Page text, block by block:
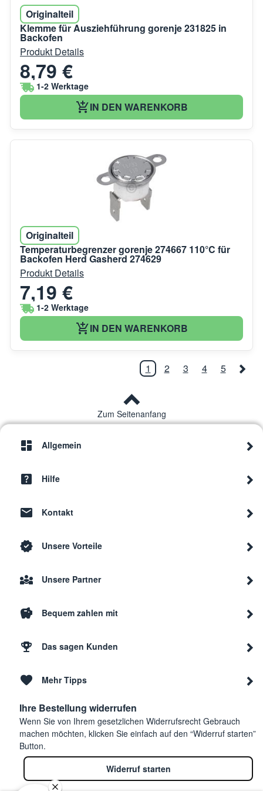
Originalteil
Klemme für Ausziehführung gorenje 231825 in
Backofen
Produkt Details
8,79 €
1-2 Werktage
IN DEN WARENKORB
Originalteil
Temperaturbegrenzer gorenje 274667 110°C für
Backofen Herd Gasherd 274629
Produkt Details
7,19 €
1-2 Werktage
IN DEN WARENKORB
1 2 3 4 5
Zum Seitenanfang
Allgemein
Hilfe
Kontakt
Unsere Vorteile
Unsere Partner
Bequem zahlen mit
Das sagen Kunden
Mehr Tipps
Ihre Bestellung widerrufen
Wenn Sie von Ihrem gesetzlichen Widerrufsrecht Gebrauch
machen möchten, klicken Sie einfach auf den “Widerruf starten”
Button.
Widerruf starten